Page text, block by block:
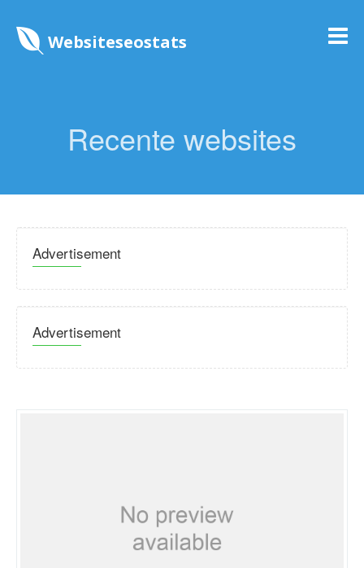
Websiteseostats
Recente websites
Advertisement
Advertisement